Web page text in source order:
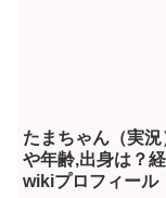
たまちゃん（実況
や年齢,出身は？
wikiプロフィール